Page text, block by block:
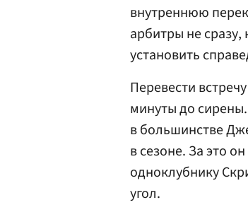
внутреннюю
арбитры не
установить
Перевести
минуты до
в большинстве
в сезоне. За это
одноклубнику
угол.